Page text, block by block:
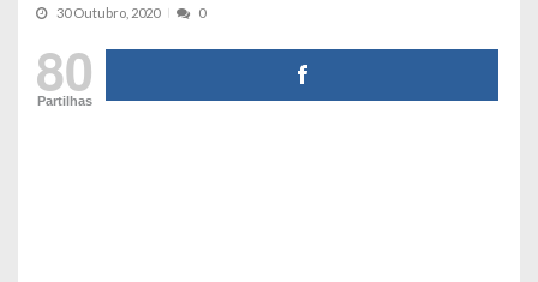
30 Outubro, 2020 0
80
Partilhas